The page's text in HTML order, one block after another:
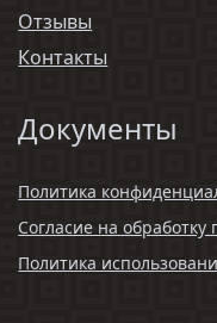
Отзывы
Контакты
Документы
Политика
Согласие на
Политика